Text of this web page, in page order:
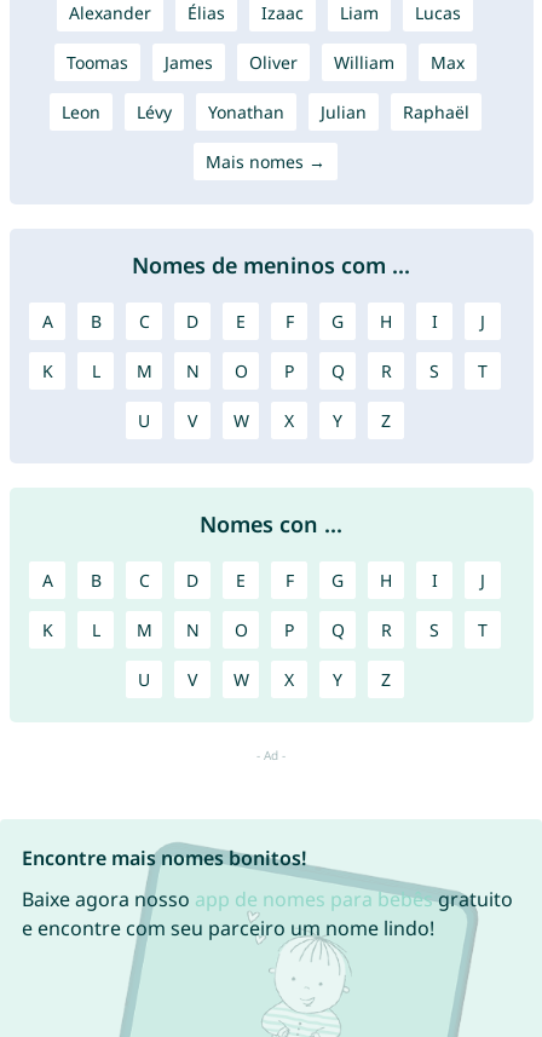
Alexander Élias Izaac Liam Lucas
Toomas James Oliver William Max
Leon Lévy Yonathan Julian Raphaël
Mais nomes →
Nomes de meninos com ...
A B C D E F G H I J
K L M N O P Q R S T
U V W X Y Z
Nomes con ...
A B C D E F G H I J
K L M N O P Q R S T
U V W X Y Z
Encontre mais nomes bonitos!
Baixe agora nosso app de nomes para bebêsgratuito
e encontre com seu parceiro um nome lindo!